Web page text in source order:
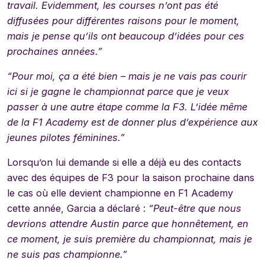
travail. Evidemment, les courses n’ont pas été
diffusées pour différentes raisons pour le moment,
mais je pense qu’ils ont beaucoup d’idées pour ces
prochaines années.”
“Pour moi, ça a été bien – mais je ne vais pas courir
ici si je gagne le championnat parce que je veux
passer à une autre étape comme la F3. L’idée même
de la F1 Academy est de donner plus d’expérience aux
jeunes pilotes féminines.”
Lorsqu’on lui demande si elle a déjà eu des contacts
avec des équipes de F3 pour la saison prochaine dans
le cas où elle devient championne en F1 Academy
cette année, Garcia a déclaré : “Peut-être que nous
devrions attendre Austin parce que honnêtement, en
ce moment, je suis première du championnat, mais je
ne suis pas championne.”